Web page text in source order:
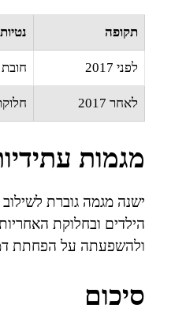
תקופה
לפני 2017
לאחר 2017
מגמות
ישנה מגמה גוברת
הילדים ובחלוקת
ולהשפעתה על הפחתת
סיכום